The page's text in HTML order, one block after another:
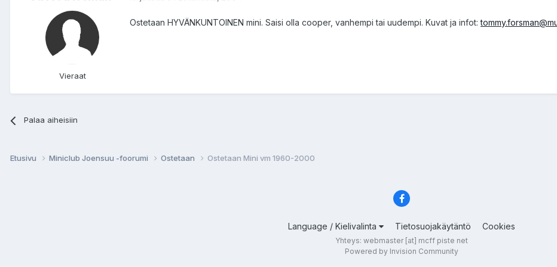
Vieraat
Ostetaan HYVÄNKUNTOINEN mini. Saisi olla cooper, vanhempi tai uudempi. Kuvat ja infot:
Palaa aiheisiin
Etusivu Miniclub Joensuu -foorumi Ostetaan Ostetaan Mini vm 1960-2000
Language / Kielivalinta Tietosuojakäytäntö Cookies
Yhteys: webmaster [at] mcff piste net
Powered by Invision Community